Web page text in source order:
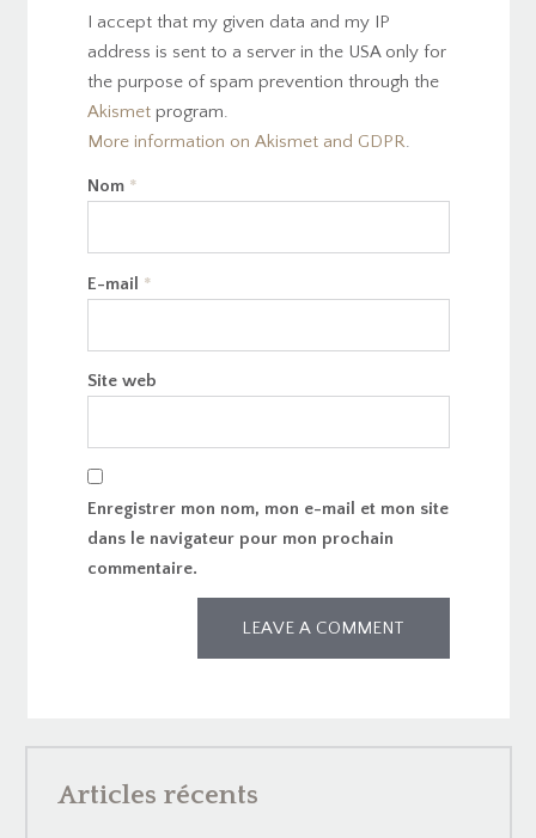
I accept that my given data and my IP
address is sent to a server in the USA only for
the purpose of spam prevention through the
Akismetprogram.
More information on Akismet and GDPR.
Nom *
E-mail *
Site web
Enregistrer mon nom, mon e-mail et mon site
dans le navigateur pour mon prochain
commentaire.
Articles récents